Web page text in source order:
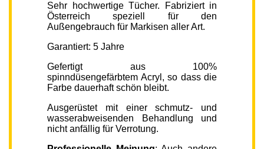
Sehr hochwertige Tücher. Fabriziert in
Österreich speziell für den
Außengebrauch für Markisen aller Art.
Garantiert: 5 Jahre
Gefertigt aus 100%
spinndüsengefärbtem Acryl, so dass die
Farbe dauerhaft schön bleibt.
Ausgerüstet mit einer schmutz- und
wasserabweisenden Behandlung und
nicht anfällig für Verrotung.